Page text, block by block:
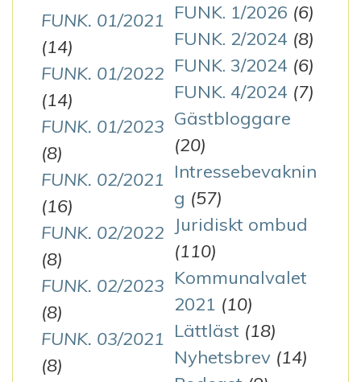
FUNK. 01/2021
(14)
FUNK. 01/2022
(14)
FUNK. 01/2023
(8)
FUNK. 02/2021
(16)
FUNK. 02/2022
(8)
FUNK. 02/2023
(8)
FUNK. 03/2021
(8)
FUNK. 1/2026 (6)
FUNK. 2/2024 (8)
FUNK. 3/2024 (6)
FUNK. 4/2024 (7)
Gästbloggare
(20)
Intressebevaknin
g (57)
Juridiskt ombud
(110)
Kommunalvalet
2021 (10)
Lättläst (18)
Nyhetsbrev (14)